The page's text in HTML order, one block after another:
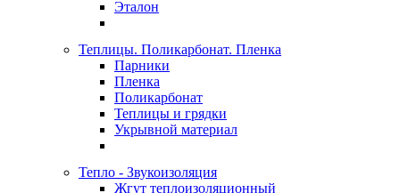
Эталон
Теплицы. Поликарбонат. Пленка
Парники
Пленка
Поликарбонат
Теплицы и грядки
Укрывной материал
Тепло - Звукоизоляция
Жгут теплоизоляционный